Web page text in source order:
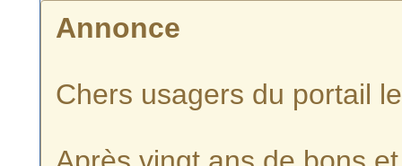
Annonce
Chers usagers du portail